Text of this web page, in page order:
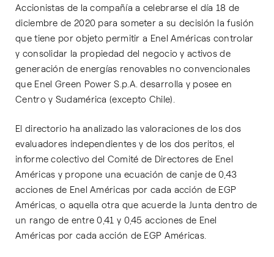
Accionistas de la compañía a celebrarse el día 18 de
diciembre de 2020 para someter a su decisión la fusión
que tiene por objeto permitir a Enel Américas controlar
y consolidar la propiedad del negocio y activos de
generación de energías renovables no convencionales
que Enel Green Power S.p.A. desarrolla y posee en
Centro y Sudamérica (excepto Chile).
El directorio ha analizado las valoraciones de los dos
evaluadores independientes y de los dos peritos, el
informe colectivo del Comité de Directores de Enel
Américas y propone una ecuación de canje de 0,43
acciones de Enel Américas por cada acción de EGP
Américas, o aquella otra que acuerde la Junta dentro de
un rango de entre 0,41 y 0,45 acciones de Enel
Américas por cada acción de EGP Américas.